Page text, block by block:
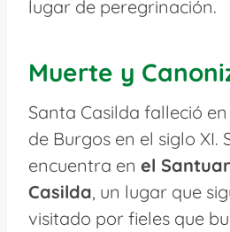
lugar de peregrinación.
Muerte y
Santa Casilda falleció
de Burgos en el siglo XI.
encuentra en el
Casilda, un lugar que
visitado por fieles que